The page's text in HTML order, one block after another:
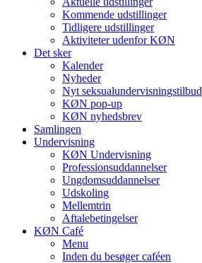
Kommende udstillinger
Tidligere udstillinger
Aktiviteter udenfor KØN
Det sker
Kalender
Nyheder
Nyt seksualundervisningstilbud
KØN pop-up
KØN nyhedsbrev
Samlingen
Undervisning
KØN Undervisning
Professionsuddannelser
Ungdomsuddannelser
Udskoling
Mellemtrin
Aftalebetingelser
KØN Café
Menu
Inden du besøger caféen